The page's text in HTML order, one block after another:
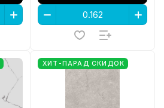
ХИТ-ПАРАД СКИДОК